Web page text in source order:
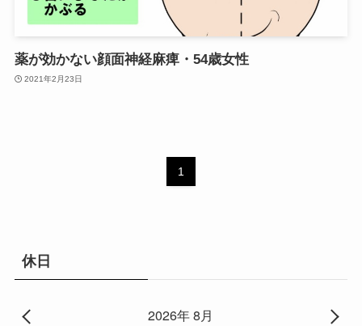
薬が効かない顔面神経麻痺・54歳女性
2021年2月23日
1
休日
2026年 8月